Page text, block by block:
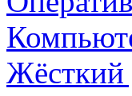
Жёсткий